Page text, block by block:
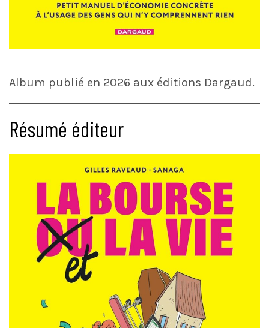
Album publié en 2026 aux éditions Dargaud.
Résumé éditeur